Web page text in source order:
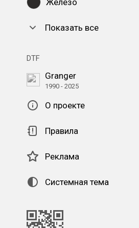
Железо
Показать все
DTF
Granger
1990 - 2025
О проекте
Правила
Реклама
Системная тема